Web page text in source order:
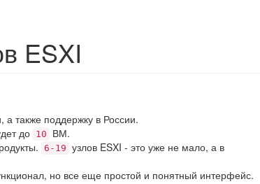
ESXI
также поддержку в России.
до 10
ВМ.
6-19 узлов ESXI - это уже не мало, а в
но все еще простой и понятный интерфейс.